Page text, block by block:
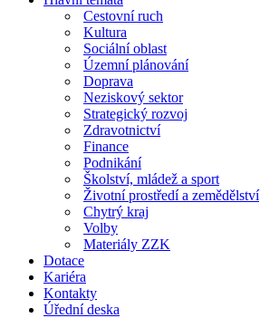
Cestovní ruch
Kultura
Sociální oblast
Územní plánování
Doprava
Neziskový sektor
Strategický rozvoj
Zdravotnictví
Finance
Podnikání
Školství, mládež a sport
Životní prostředí a zemědělství
Chytrý kraj
Volby
Materiály ZZK
Dotace
Kariéra
Kontakty
Úřední deska